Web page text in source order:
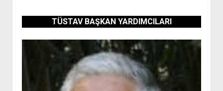
TÜSTAV BAŞKAN YARDIMCILARI